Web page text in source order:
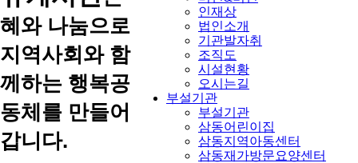
인재상
법인소개
기관발자취
조직도
시설현황
오시는길
부설기관
부설기관
삼동어린이집
삼동지역아동센터
삼동재가방문요양센터
혜와 나눔으로
지역사회와 함
께하는 행복공
동체를 만들어
갑니다.